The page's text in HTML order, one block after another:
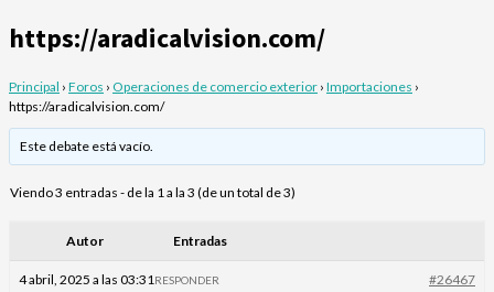
https://aradicalvision.com/
Principal › Foros › Operaciones de comercio exterior › Importaciones ›
https://aradicalvision.com/
Este debate está vacío.
Viendo 3 entradas - de la 1 a la 3 (de un total de 3)
Autor Entradas
4 abril, 2025 a las 03:31 #26467
RESPONDER